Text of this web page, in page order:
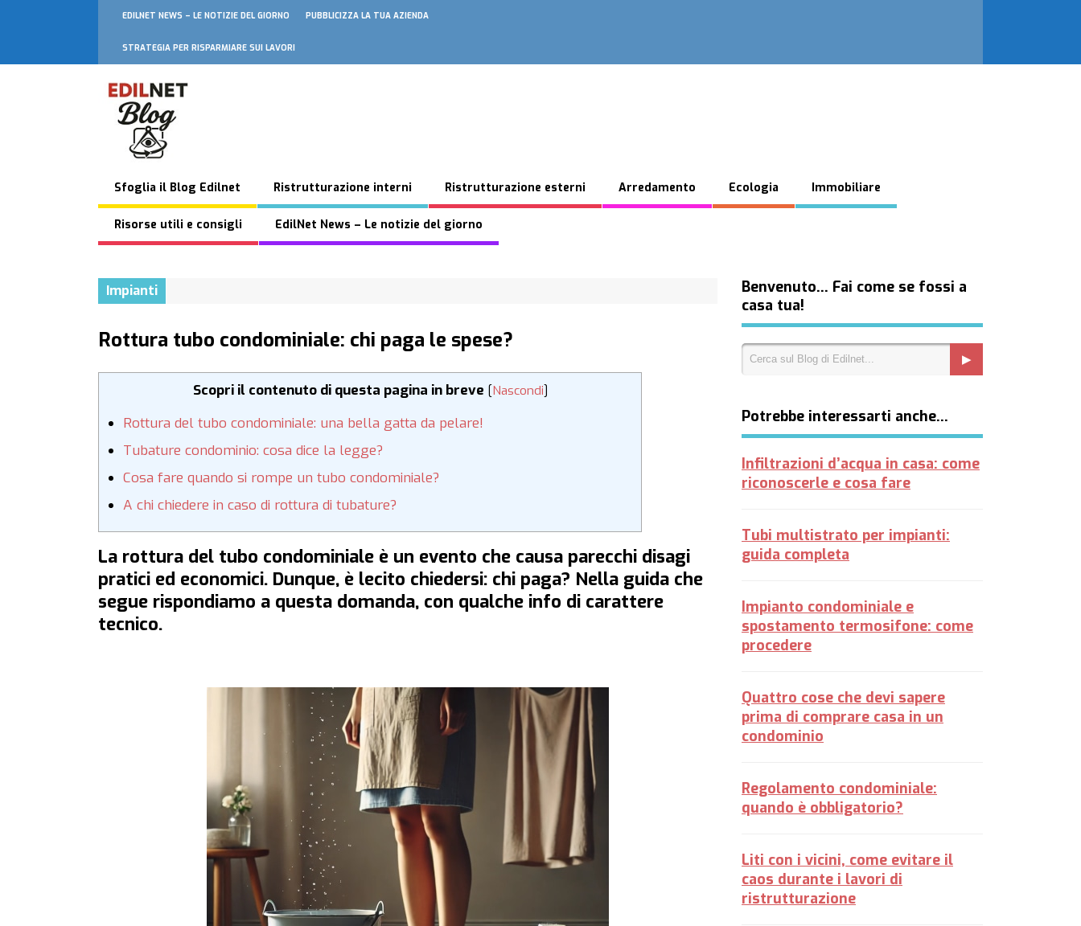
EDILNET NEWS – LE NOTIZIE DEL GIORNO PUBBLICIZZA LA TUA AZIENDA
STRATEGIA PER RISPARMIARE SUI LAVORI
Sfoglia il Blog Edilnet Ristrutturazione interni Ristrutturazione esterni Arredamento Ecologia Immobiliare
Risorse utili e consigli EdilNet News – Le notizie del giorno
Impianti
Rottura tubo condominiale: chi paga le spese?
Scopri il contenuto di questa pagina in breve [Nascondi]
Rottura del tubo condominiale: una bella gatta da pelare!
Tubature condominio: cosa dice la legge?
Cosa fare quando si rompe un tubo condominiale?
A chi chiedere in caso di rottura di tubature?
La rottura del tubo condominiale è un evento che causa parecchi disagi
pratici ed economici. Dunque, è lecito chiedersi: chi paga? Nella guida che
segue rispondiamo a questa domanda, con qualche info di carattere
tecnico.
Benvenuto… Fai come se fossi a
casa tua!
Potrebbe interessarti anche…
Infiltrazioni d’acqua in casa: come
riconoscerle e cosa fare
Tubi multistrato per impianti:
guida completa
Impianto condominiale e
spostamento termosifone: come
procedere
Quattro cose che devi sapere
prima di comprare casa in un
condominio
Regolamento condominiale:
quando è obbligatorio?
Liti con i vicini, come evitare il
caos durante i lavori di
ristrutturazione